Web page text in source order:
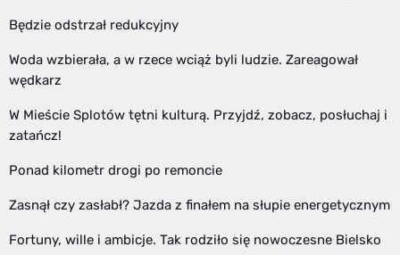
Będzie odstrzał redukcyjny
Woda wzbierała, a w rzece wciąż byli ludzie. Zareagował
wędkarz
W Mieście Splotów tętni kulturą. Przyjdź, zobacz, posłuchaj i
zatańcz!
Ponad kilometr drogi po remoncie
Zasnął czy zasłabł? Jazda z finałem na słupie energetycznym
Fortuny, wille i ambicje. Tak rodziło się nowoczesne Bielsko